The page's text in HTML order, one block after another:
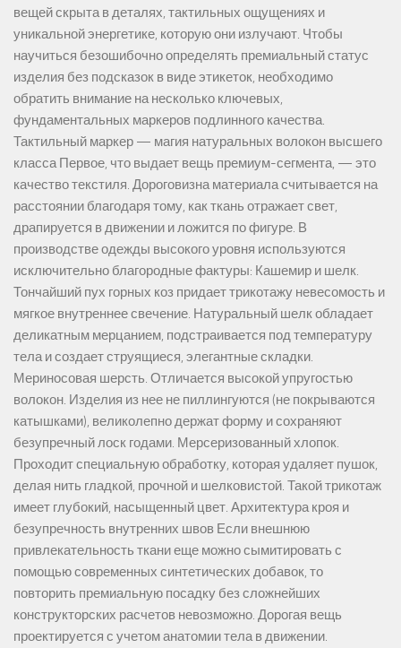
вещей скрыта в деталях, тактильных ощущениях и
уникальной энергетике, которую они излучают. Чтобы
научиться безошибочно определять премиальный статус
изделия без подсказок в виде этикеток, необходимо
обратить внимание на несколько ключевых,
фундаментальных маркеров подлинного качества.
Тактильный маркер — магия натуральных волокон высшего
класса Первое, что выдает вещь премиум-сегмента, — это
качество текстиля. Дороговизна материала считывается на
расстоянии благодаря тому, как ткань отражает свет,
драпируется в движении и ложится по фигуре. В
производстве одежды высокого уровня используются
исключительно благородные фактуры: Кашемир и шелк.
Тончайший пух горных коз придает трикотажу невесомость и
мягкое внутреннее свечение. Натуральный шелк обладает
деликатным мерцанием, подстраивается под температуру
тела и создает струящиеся, элегантные складки.
Мериносовая шерсть. Отличается высокой упругостью
волокон. Изделия из нее не пиллингуются (не покрываются
катышками), великолепно держат форму и сохраняют
безупречный лоск годами. Мерсеризованный хлопок.
Проходит специальную обработку, которая удаляет пушок,
делая нить гладкой, прочной и шелковистой. Такой трикотаж
имеет глубокий, насыщенный цвет. Архитектура кроя и
безупречность внутренних швов Если внешнюю
привлекательность ткани еще можно сымитировать с
помощью современных синтетических добавок, то
повторить премиальную посадку без сложнейших
конструкторских расчетов невозможно. Дорогая вещь
проектируется с учетом анатомии тела в движении.